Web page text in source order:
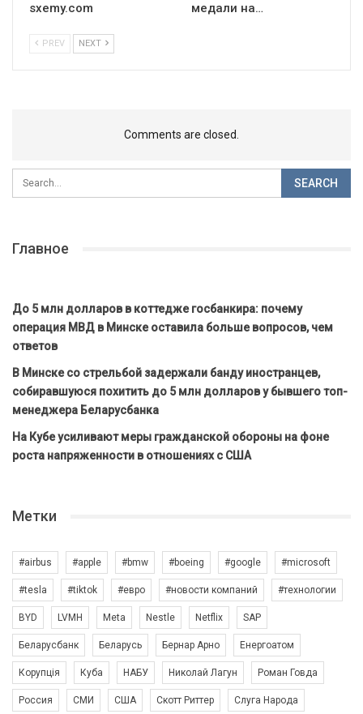
sxemy.com
медали на…
PREV NEXT
Comments are closed.
Главное
До 5 млн долларов в коттедже госбанкира: почему
операция МВД в Минске оставила больше вопросов, чем
ответов
В Минске со стрельбой задержали банду иностранцев,
собиравшуюся похитить до 5 млн долларов у бывшего топ-
менеджера Беларусбанка
На Кубе усиливают меры гражданской обороны на фоне
роста напряженности в отношениях с США
Метки
#airbus #apple #bmw #boeing #google #microsoft
#tesla #tiktok #евро #новости компаний #технологии
BYD LVMH Meta Nestle Netflix SAP
Беларусбанк Беларусь Бернар Арно Енергоатом
Корупція Куба НАБУ Николай Лагун Роман Говда
Россия СМИ США Скотт Риттер Слуга Народа